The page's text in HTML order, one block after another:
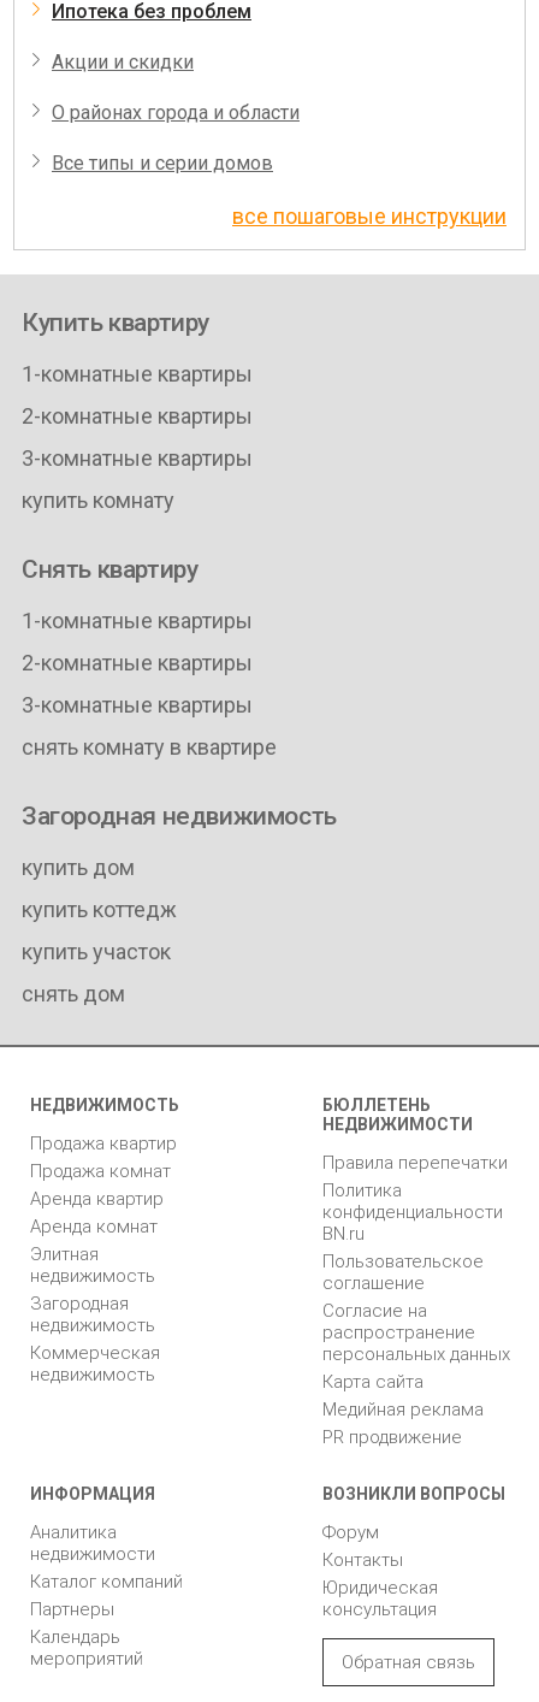
Ипотека без проблем
Акции и скидки
О районах города и области
Все типы и серии домов
все пошаговые инструкции
Купить квартиру
1-комнатные квартиры
2-комнатные квартиры
3-комнатные квартиры
купить комнату
Снять квартиру
1-комнатные квартиры
2-комнатные квартиры
3-комнатные квартиры
снять комнату в квартире
Загородная недвижимость
купить дом
купить коттедж
купить участок
снять дом
НЕДВИЖИМОСТЬ
Продажа квартир
Продажа комнат
Аренда квартир
Аренда комнат
Элитная
недвижимость
Загородная
недвижимость
Коммерческая
недвижимость
БЮЛЛЕТЕНЬ
НЕДВИЖИМОСТИ
Правила перепечатки
Политика
конфиденциальности
BN.ru
Пользовательское
соглашение
Согласие на
распространение
персональных данных
Карта сайта
Медийная реклама
PR продвижение
ИНФОРМАЦИЯ
Аналитика
недвижимости
Каталог компаний
Партнеры
Календарь
мероприятий
ВОЗНИКЛИ ВОПРОСЫ
Форум
Контакты
Юридическая
консультация
Обратная связь